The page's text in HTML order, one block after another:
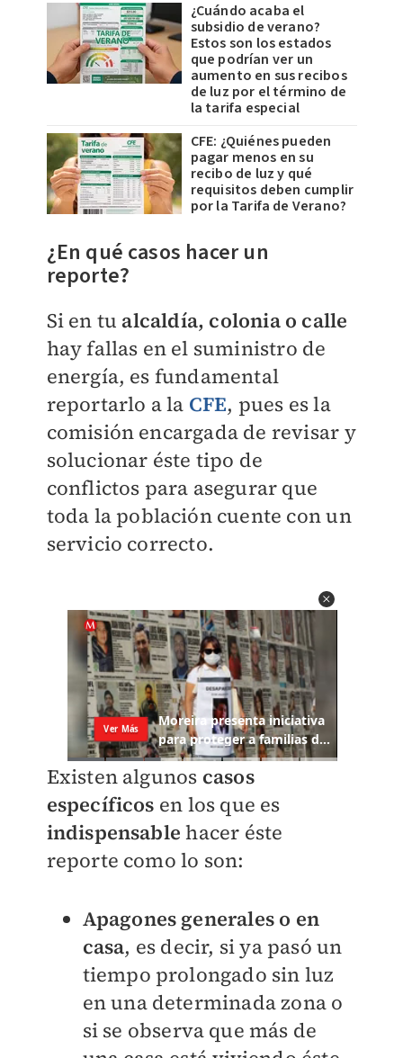
¿Cuándo acaba el
subsidio de verano?
Estos son los estados
que podrían ver un
aumento en sus recibos
de luz por el término de
la tarifa especial
CFE: ¿Quiénes pueden
pagar menos en su
recibo de luz y qué
requisitos deben cumplir
por la Tarifa de Verano?
¿En qué casos hacer un
reporte?
Si en tu alcaldía, colonia o calle
hay fallas en el suministro de
energía, es fundamental
reportarlo a la CFE, pues es la
comisión encargada de revisar y
solucionar éste tipo de
conflictos para asegurar que
toda la población cuente con un
servicio correcto.
Existen algunos casos
específicos en los que es
indispensablehacer éste
reporte como lo son:
Apagones generales o en
casa, es decir, si ya pasó un
tiempo prolongado sin luz
en una determinada zona o
si se observa que más de